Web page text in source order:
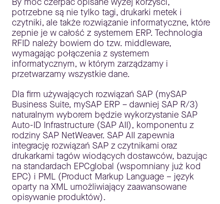
potrzebne są nie tylko tagi, drukarki metek i
czytniki, ale także rozwiązanie informatyczne, które
zepnie je w całość z systemem ERP. Technologia
RFID należy bowiem do tzw. middleware,
wymagając połączenia z systemem
informatycznym, w którym zarządzamy i
przetwarzamy wszystkie dane.
Dla firm używających rozwiązań SAP (mySAP
Business Suite, mySAP ERP – dawniej SAP R/3)
naturalnym wyborem będzie wykorzystanie SAP
Auto-ID Infrastructure (SAP AII), komponentu z
rodziny SAP NetWeaver. SAP AII zapewnia
integrację rozwiązań SAP z czytnikami oraz
drukarkami tagów wiodących dostawców, bazując
na standardach EPCglobal (wspomniany już kod
EPC) i PML (Product Markup Language – język
oparty na XML umożliwiający zaawansowane
opisywanie produktów).